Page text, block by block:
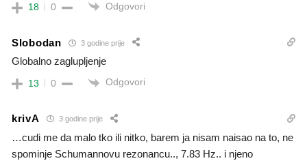
18 0 Odgovori
Slobodan 3 godine prije
Globalno zaglupljenje
13 0 Odgovori
krivA 3 godine prije
…cudi me da malo tko ili nitko, barem ja nisam naisao na to, ne
spominje Schumannovu rezonancu.., 7.83 Hz.. i njeno